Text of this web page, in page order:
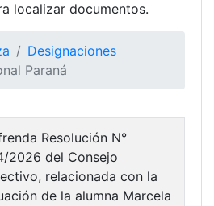
localizar documentos.
Designaciones
Paraná
Resolución N°
2026 del Consejo
relacionada con la
de la alumna Marcela